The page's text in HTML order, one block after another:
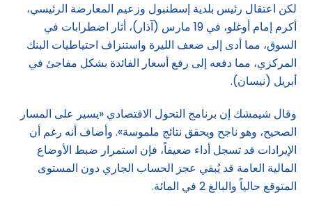
لكن اعتقال رئيس بلدية إسطنبول وزعيم المعارضة الرئيسي،
أكرم إمام أوغلو، في 19 مارس (آذار)، أثار اضطرابات في
السوق، مما أدى إلى ضعف الليرة واستنزاف احتياطيات البنك
المركزي، مما دفعه إلى رفع أسعار الفائدة بشكل مفاجئ في
أبريل (نيسان).
وقال شيمشك إن برنامج التحول الاقتصادي «يسير على المسار
الصحيح، وهو ناجح ويحقق نتائج ملموسة». وأضاف أنه رغم أن
الإيرادات قد تسجل أداء ضعيفاً، فإن استمرار ضبط الأوضاع
المالية العامة قد يُبقي عجز الحساب الجاري دون المستوى
المتوقع حالياً والبالغ 2 في المائة.